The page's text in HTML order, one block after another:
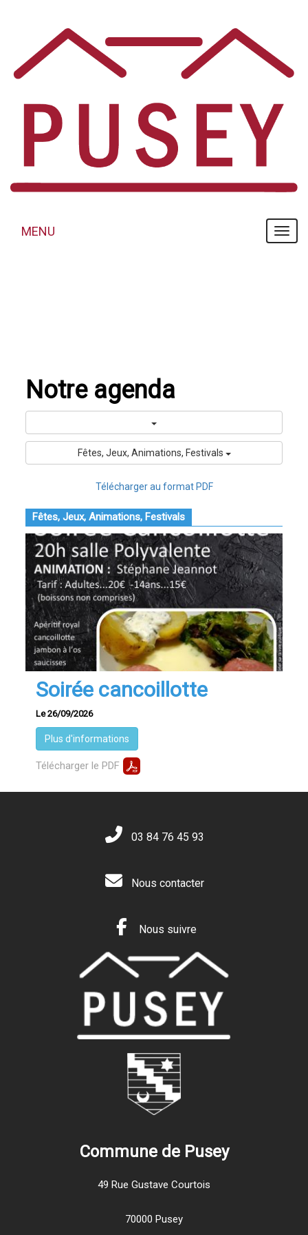
MENU
MENU
Notre agenda
Fêtes, Jeux, Animations, Festivals
Télécharger au format PDF
Fêtes, Jeux, Animations, Festivals
Soirée cancoillotte
Le 26/09/2026
Plus d'informations
Télécharger le PDF
03 84 76 45 93
Nous contacter
Nous suivre
Commune de Pusey
49 Rue Gustave Courtois
70000 Pusey